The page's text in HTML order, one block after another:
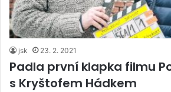
jsk 23. 2. 2021
Padla první klapka filmu
s Kryštofem Hádkem